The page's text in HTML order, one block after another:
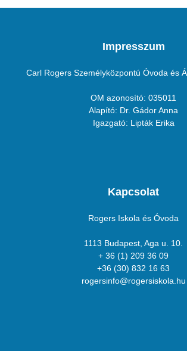
Impresszum
Carl Rogers Személyközpontú Óvoda és
OM azonosító: 035011
Alapító: Dr. Gádor Anna
Igazgató: Lipták Erika
Kapcsolat
Rogers Iskola és Óvoda
1113 Budapest, Aga u. 10.
+ 36 (1) 209 36 09
+36 (30) 832 16 63
rogersinfo@rogersiskola.hu